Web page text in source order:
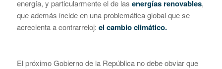
energía, y particularmente el de las energías renovables,
que además incide en una problemática global que se
acrecienta a contrarreloj: el cambio climático.
El próximo Gobierno de la República no debe obviar que